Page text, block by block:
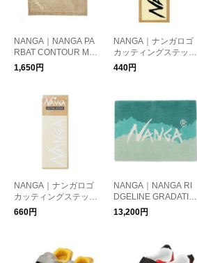
NANGA｜NANGA PA
RBAT CONTOUR MA
P BANDANA/ナンガ
パルバット コントア
1,650円
NANGA｜ナンガロゴ
カッティングステッカ
ー/NANGA LOGO CU
TTING STICKER
440円
NANGA｜ナンガロゴ
カッティングステッカ
ー/NANGA LOGO CU
TTING STICKER
660円
NANGA｜NANGA RI
DGELINE GRADATIO
N RUG
13,200円